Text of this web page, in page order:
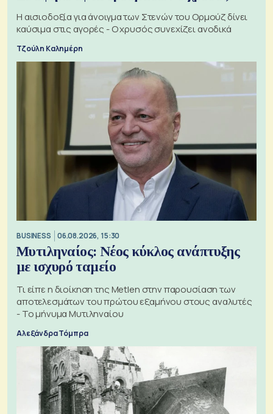
Η αισιοδοξία για άνοιγμα των Στενών του Ορμούζ δίνει
καύσιμα στις αγορές - Ο χρυσός συνεχίζει ανοδικά
Τζούλη Καλημέρη
BUSINESS 06.08.2026, 15:30
Μυτιληναίος: Νέος κύκλος ανάπτυξης
με ισχυρό ταμείο
Τι είπε η διοίκηση της Metlen στην παρουσίαση των
αποτελεσμάτων του πρώτου εξαμήνου στους αναλυτές
- Το μήνυμα Μυτιληναίου
Αλεξάνδρα Τόμπρα